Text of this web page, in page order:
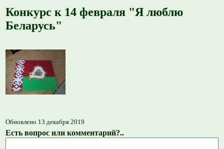
Конкурс к 14 февраля "Я люблю
Беларусь"
Обновлено 13 декабря 2019
Есть вопрос или комментарий?..